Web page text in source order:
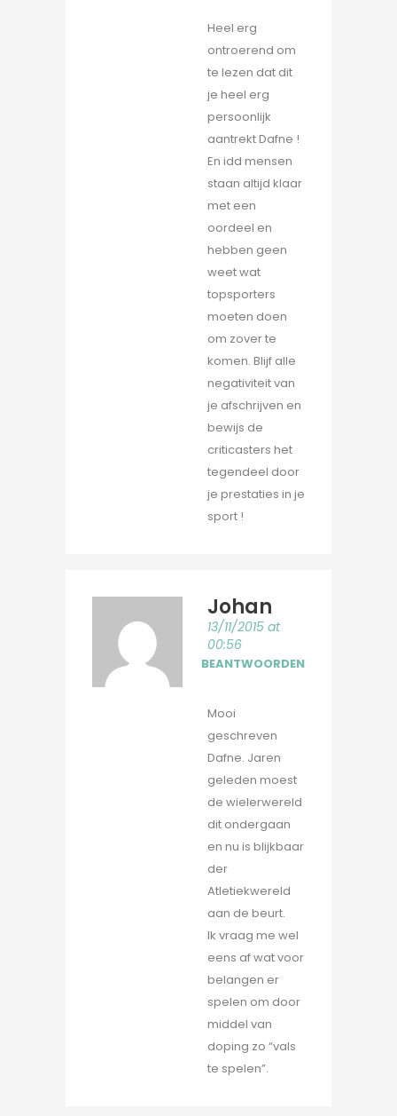
Heel erg
ontroerend om
te lezen dat dit
je heel erg
persoonlijk
aantrekt Dafne !
En idd mensen
staan altijd klaar
met een
oordeel en
hebben geen
weet wat
topsporters
moeten doen
om zover te
komen. Blijf alle
negativiteit van
je afschrijven en
bewijs de
criticasters het
tegendeel door
je prestaties in je
sport !
Johan
13/11/2015 at
00:56
BEANTWOORDEN
Mooi
geschreven
Dafne. Jaren
geleden moest
de wielerwereld
dit ondergaan
en nu is blijkbaar
der
Atletiekwereld
aan de beurt.
Ik vraag me wel
eens af wat voor
belangen er
spelen om door
middel van
doping zo “vals
te spelen”.